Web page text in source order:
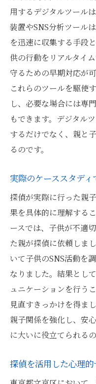
用するデジタルツール
装置やSNS分析ツール
を迅速に収集する手段
供の行動をリアルタイ
守るための早期対応が
これらのツールを駆使
し、必要な場合には専
もできます。デジタル
するだけでなく、親と
るのです。
実際のケーススタデ
探偵が実際に行った親
果を具体的に理解する
ースでは、子供が不適
た親が探偵に依頼しま
いて子供のSNS活動を
なりました。結果とし
ュニケーションを行う
見直すきっかけを得ま
親子関係を強化し、安
に大いに役立てられるの
探偵を活用した心理